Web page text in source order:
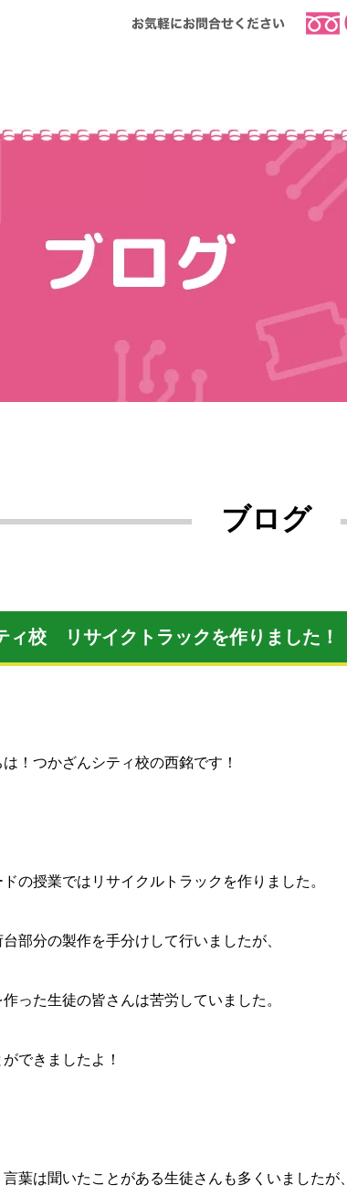
ブログ
ィ校 リサイクトラックを作りました！
！つかざんシティ校の西銘です！
の授業ではリサイクルトラックを作りました。
台部分の製作を手分けして行いましたが、
った生徒の皆さんは苦労していました。
できましたよ！
葉は聞いたことがある生徒さんも多くいましたが、